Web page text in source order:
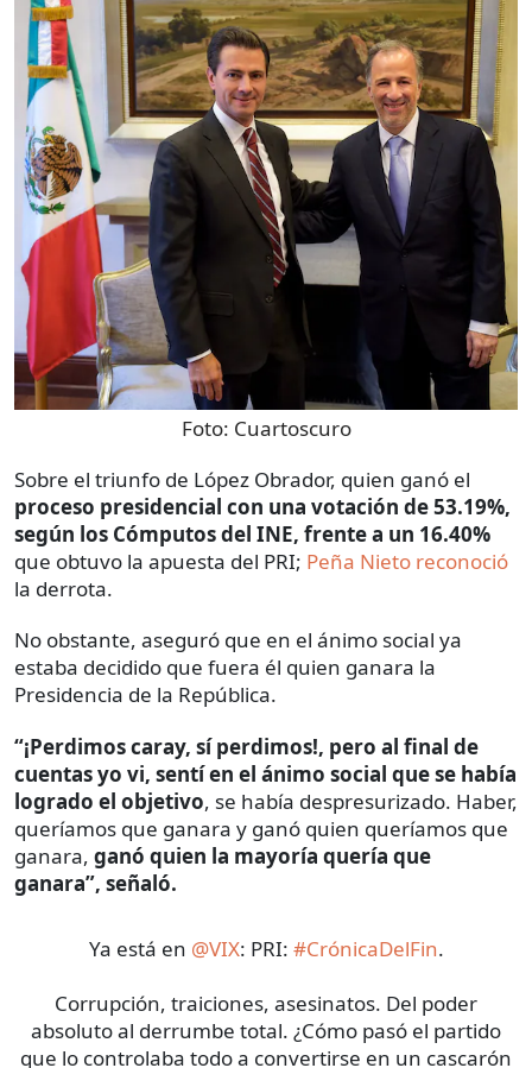
Foto: Cuartoscuro
Sobre el triunfo de López Obrador, quien ganó el
proceso presidencial con una votación de 53.19%,
según los Cómputos del INE, frente a un 16.40%
que obtuvo la apuesta del PRI; Peña Nieto reconoció
la derrota.
No obstante, aseguró que en el ánimo social ya
estaba decidido que fuera él quien ganara la
Presidencia de la República.
“¡Perdimos caray, sí perdimos!, pero al final de
cuentas yo vi, sentí en el ánimo social que se había
logrado el objetivo, se había despresurizado. Haber,
queríamos que ganara y ganó quien queríamos que
ganara, ganó quien la mayoría quería que
ganara”, señaló.
Ya está en @VIX: PRI: #CrónicaDelFin.
Corrupción, traiciones, asesinatos. Del poder
absoluto al derrumbe total. ¿Cómo pasó el partido
que lo controlaba todo a convertirse en un cascarón